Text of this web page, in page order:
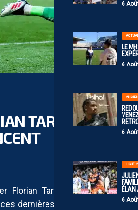
6
LE
6
6
LIGUE 2
ÉLAN
6
TARDIEU, DES
Florian Tardieu continue
dernières semaines, la piste